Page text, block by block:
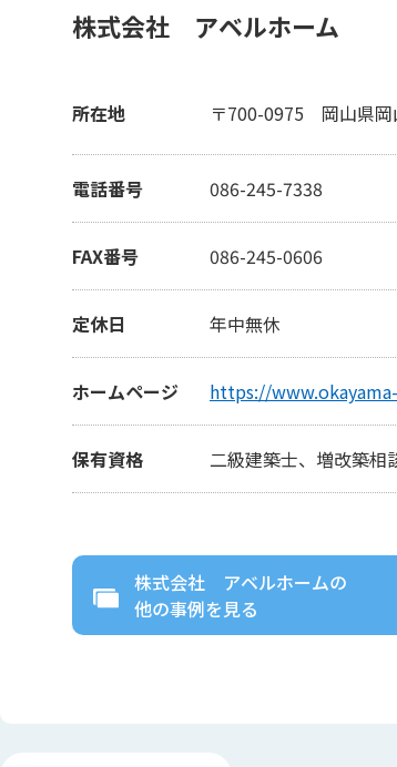
株式会社 アベルホーム
所在地 〒700-0975 岡山県
電話番号 086-245-7338
FAX番号 086-245-0606
定休日 年中無休
ホームページ https://
保有資格 二級建築士、増改築相
株式会社 アベルホームの
他の事例を見る